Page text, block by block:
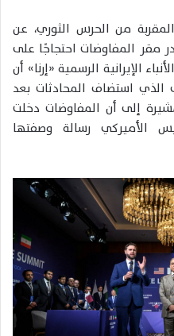
المقربة من الحرس الثوري، عن
مقر المفاوضات احتجاجًا على
الإيرانية الرسمية «إرنا» أن
الذي استضاف المحادثات بعد
مشيرة إلى أن المفاوضات دخلت
الأميركي رسالة وصفتها